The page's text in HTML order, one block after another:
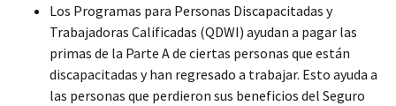
Los Programas para Personas Discapacitadas y
Trabajadoras Calificadas (QDWI) ayudan a pagar las
primas de la Parte A de ciertas personas que están
discapacitadas y han regresado a trabajar. Esto ayuda a
las personas que perdieron sus beneficios del Seguro